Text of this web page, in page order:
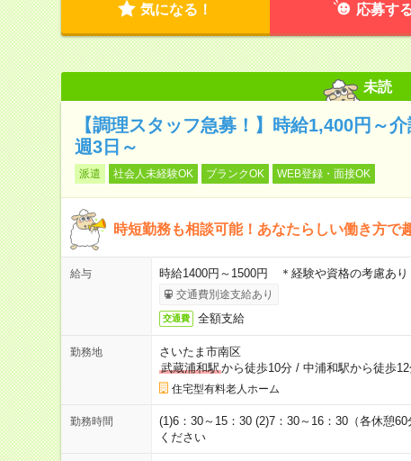
気になる！ 応募す
未読
【調理スタッフ急募！】時給1,400円～
週3日～
派遣 社会人未経験OK ブランクOK WEB登録・面接OK
時短勤務も相談可能！あなたらしい働き方で
給与 時給1400円～1500円 ＊経験や資格の考慮あり
交通費別途支給あり
交通費 全額支給
勤務地
さいたま市南区
武蔵浦和駅から徒歩10分/ 中浦和駅から徒歩12
住宅型有料老人ホーム
勤務時間
(1)6：30～15：30 (2)7：30～16：30（各休憩
ください